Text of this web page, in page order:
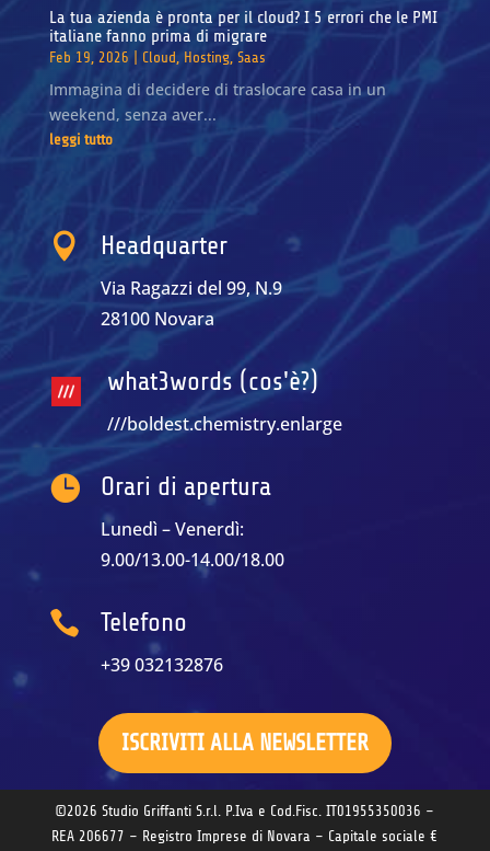
La tua azienda è pronta per il cloud? I 5 errori che le PMI
italiane fanno prima di migrare
Feb 19, 2026 Cloud, Hosting, Saas
Immagina di decidere di traslocare casa in un
weekend, senza aver...
leggi tutto
 Headquarter
Via Ragazzi del 99, N.9
28100 Novara
what3words (cos'è?)
///boldest.chemistry.enlarge
 Orari di apertura
Lunedì – Venerdì:
9.00/13.00-14.00/18.00
 Telefono
+39 032132876
ISCRIVITI ALLA NEWSLETTER
©2026 Studio Griffanti S.r.l. P.Iva e Cod.Fisc. IT01955350036 –
REA 206677 – Registro Imprese di Novara – Capitale sociale €